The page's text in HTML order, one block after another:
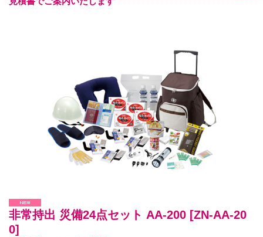
非常持出 災備24点セット AA-200 [ZN-AA-20
0]